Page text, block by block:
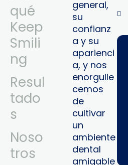
qué
Keep
Smili
ng
Resul
tado
s
Noso
tros
general,
su
confianz
a y su
aparienci
a, y nos
enorgulle
cemos
de
cultivar
un
ambiente
dental
amigable